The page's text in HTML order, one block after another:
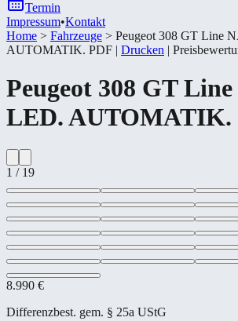
Termin
Impressum•Kontakt
Home > Fahrzeuge > Peugeot 308 GT Line
AUTOMATIK. PDF | Drucken |
Peugeot 308 GT
LED. AUTOMATIK.
1 / 19
8.990 €
Differenzbest. gem. § 25a UStG